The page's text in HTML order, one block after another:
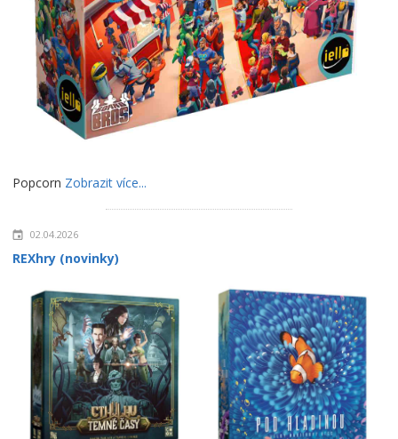
Popcorn Zobrazit více...
02.04.2026
REXhry (novinky)